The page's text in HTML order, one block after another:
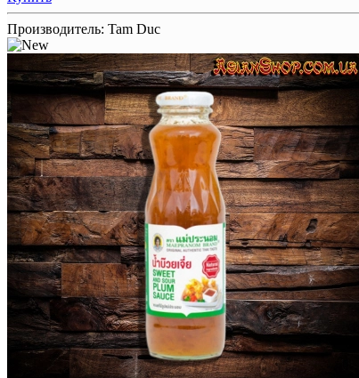
Производитель: Tam Duc